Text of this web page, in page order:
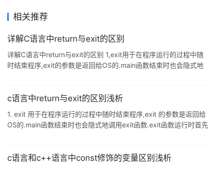
相关推荐
详解C语言中return与exit的区别
详解C语言中return与exit的区别 1,exit用于在程序运行的过程中随
时结束程序,exit的参数是返回给OS的.main函数结束时也会隐式地
流并且关闭通过标准I/O函数tmpfile()创建的临时文件.exit是结束一
return是返回函数值并退出函数 2,return是语言级别的,它
c语言中return与exit的区别浅析
1. exit 用于在程序运行的过程中随时结束程序,exit 的参数是返回给
OS的.main函数结束时也会隐式地调用exit函数.exit函数运行时首先
tmpfile()创建的临时文件.exit是结束一个进程,它将删除进程使用的
c语言和c++语言中const修饰的变量区别浅析